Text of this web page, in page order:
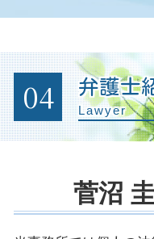
相続 生命保険 受取
離婚裁判 期間
調停 弁護士
交通事故 加害者 弁
人身事故 物損事故
後遺障害 等級 認定
交通事故 通院費用
自己破産 期間 クレ
自己破産 費用
車 破産
任意整理 法律事務所
個人再生 メリット
自己破産 債権者 通
土地 境界 トラブル
不動産 売却 弁護士
賃料 増額調停
明け渡し 請求
不法占拠 立ち退き
家賃滞納 回収
土地 契約トラブル
起訴された場合
警察 逮捕 流れ
被害届 取り下げ 示
刑事事件 起訴
刑事事件 被害者
起訴されたら 裁判
企業法務 仕事内容
残業代請求 会社側
法務 企業
未払い金 回収 方法
企業間訴訟 弁護士
債権回収 内容証明
顧問弁護士 法律事
クレーム 対応 弁護
04 弁護士
Lawyer
菅沼